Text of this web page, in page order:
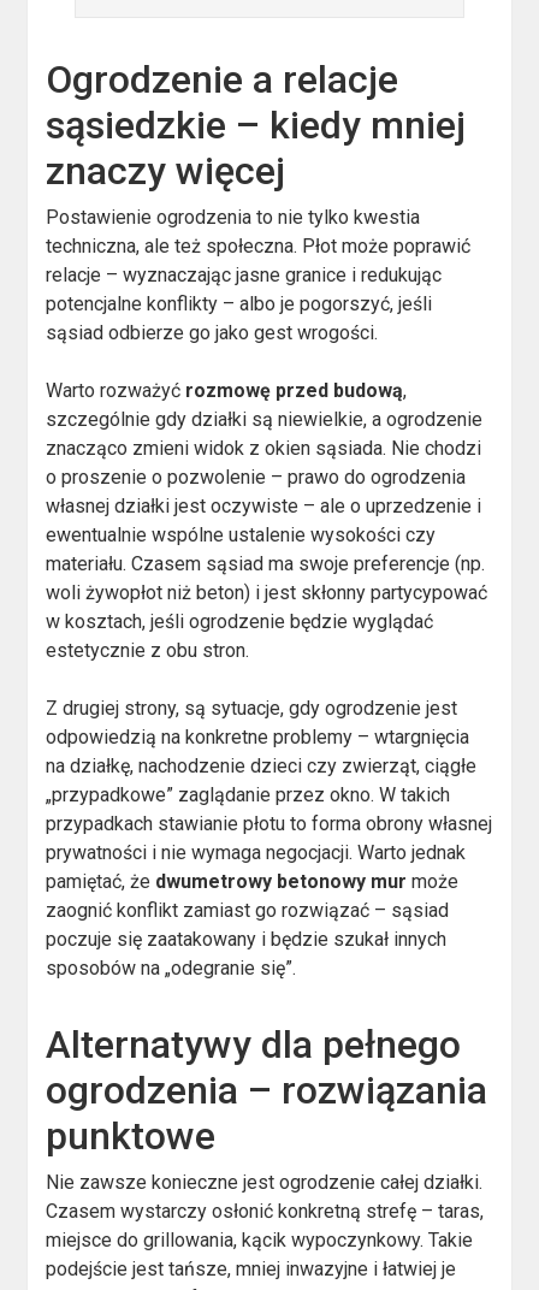
Ogrodzenie a relacje
sąsiedzkie – kiedy mniej
znaczy więcej
Postawienie ogrodzenia to nie tylko kwestia
techniczna, ale też społeczna. Płot może poprawić
relacje – wyznaczając jasne granice i redukując
potencjalne konflikty – albo je pogorszyć, jeśli
sąsiad odbierze go jako gest wrogości.
Warto rozważyć rozmowę przed budową,
szczególnie gdy działki są niewielkie, a ogrodzenie
znacząco zmieni widok z okien sąsiada. Nie chodzi
o proszenie o pozwolenie – prawo do ogrodzenia
własnej działki jest oczywiste – ale o uprzedzenie i
ewentualnie wspólne ustalenie wysokości czy
materiału. Czasem sąsiad ma swoje preferencje (np.
woli żywopłot niż beton) i jest skłonny partycypować
w kosztach, jeśli ogrodzenie będzie wyglądać
estetycznie z obu stron.
Z drugiej strony, są sytuacje, gdy ogrodzenie jest
odpowiedzią na konkretne problemy – wtargnięcia
na działkę, nachodzenie dzieci czy zwierząt, ciągłe
„przypadkowe” zaglądanie przez okno. W takich
przypadkach stawianie płotu to forma obrony własnej
prywatności i nie wymaga negocjacji. Warto jednak
pamiętać, że dwumetrowy betonowy mur może
zaognić konflikt zamiast go rozwiązać – sąsiad
poczuje się zaatakowany i będzie szukał innych
sposobów na „odegranie się”.
Alternatywy dla pełnego
ogrodzenia – rozwiązania
punktowe
Nie zawsze konieczne jest ogrodzenie całej działki.
Czasem wystarczy osłonić konkretną strefę – taras,
miejsce do grillowania, kącik wypoczynkowy. Takie
podejście jest tańsze, mniej inwazyjne i łatwiej je